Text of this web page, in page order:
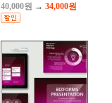
40,000원 → 34,000원